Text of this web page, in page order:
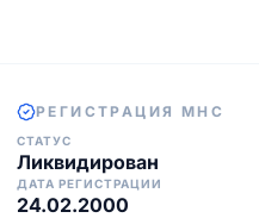
РЕГИСТРАЦИЯ МНС
СТАТУС
Ликвидирован
ДАТА РЕГИСТРАЦИИ
24.02.2000